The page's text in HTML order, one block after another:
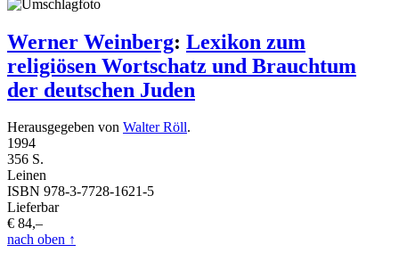
Werner Weinberg: Lexikon zum
religiösen Wortschatz und Brauchtum
der deutschen Juden
Herausgegeben von Walter Röll.
1994
356 S.
Leinen
ISBN 978-3-7728-1621-5
Lieferbar
€ 84,–
nach oben ↑